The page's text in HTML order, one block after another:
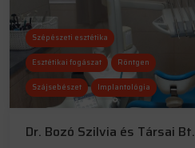
Szépészeti esztétika
Esztétikai fogászat Röntgen
Szájsebészet Implantológia
Dr. Bozó Szilvia és Társai Bt.